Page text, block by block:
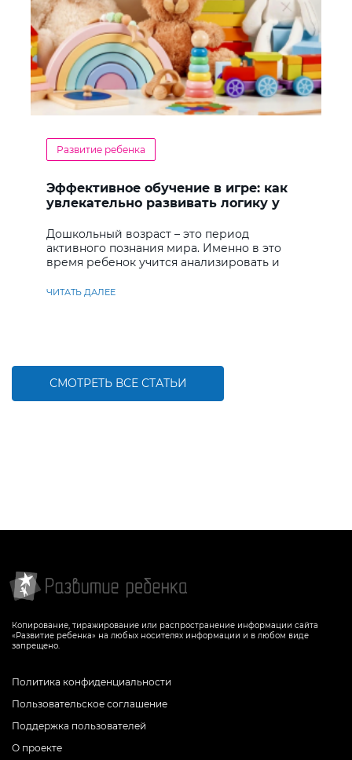
Развитие ребенка
Эффективное обучение в игре: как
увлекательно развивать логику у
Дошкольный возраст – это период
активного познания мира. Именно в это
время ребенок учится анализировать и
ЧИТАТЬ ДАЛЕЕ
СМОТРЕТЬ ВСЕ СТАТЬИ
Копирование, тиражирование или распространение информации сайта
«Развитие ребенка» на любых носителях информации и в любом виде
запрещено.
Политика конфиденциальности
Пользовательское соглашение
Поддержка пользователей
О проекте